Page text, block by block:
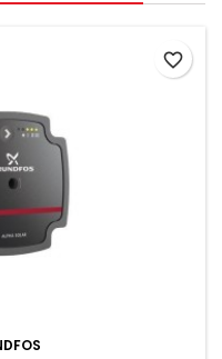
favorite_border